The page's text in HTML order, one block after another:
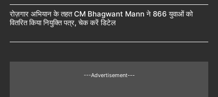
रोज़गार अभियान के तहत CM Bhagwant Mann ने 866 युवाओं को
वितरित किया नियुक्ति पत्र, चेक करें डिटेल
---Advertisement---